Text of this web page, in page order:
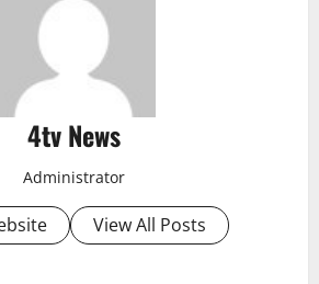
4tv News
Administrator
View All Posts